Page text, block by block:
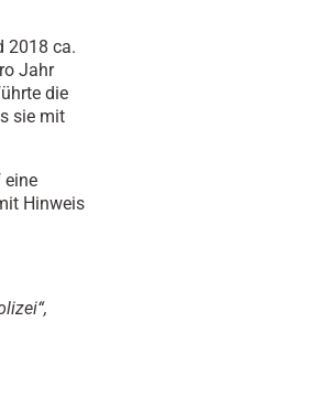
2018 ca.
Jahr
die
sie mit
eine
Hinweis